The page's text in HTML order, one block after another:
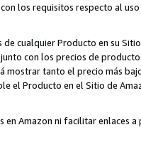
los requisitos respecto al uso
de cualquier Producto en su
con los precios de
mostrar tanto el precio más
el Producto en el Sitio de
en Amazon ni facilitar enlaces